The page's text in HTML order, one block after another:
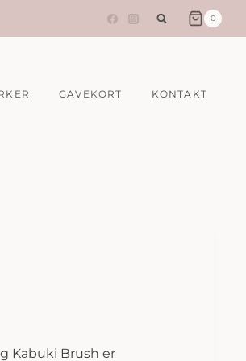
0
GAVEKORT KONTAKT
Kabuki Brush er